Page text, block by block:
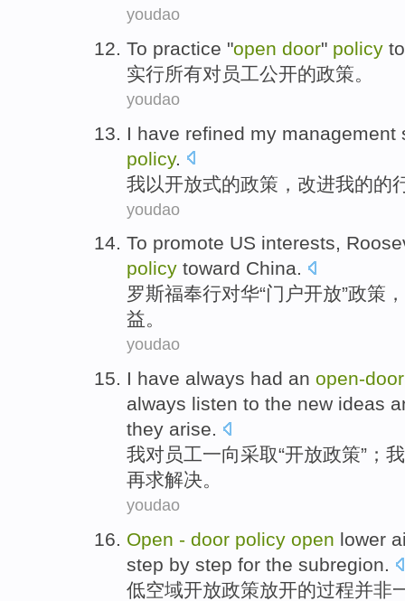
youdao
To practice "open door" policy to
实行所有对员工公开的政策。
youdao
I have refined my management
policy.
我以开放式的政策 ， 改进我的的
youdao
To promote US interests,
policy toward China.
罗斯福奉行对华“门户开放”政策 ，
益。
youdao
I have always had an open-door
always listen to the new ideas
they arise.
我对员工一向采取“开放政策”；我
再求解决。
youdao
Open - door policy open lower
step by step for the subregion.
低空域开放政策放开的过程并非